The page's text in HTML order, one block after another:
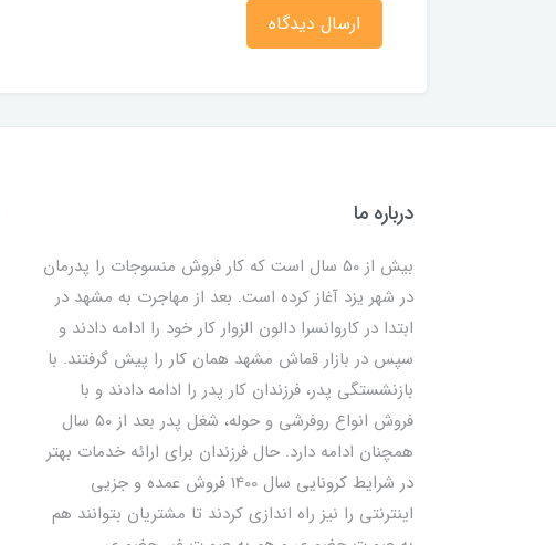
ارسال دیدگاه
درباره ما
بیش از 50 سال است که کار فروش منسوجات را پدرمان
در شهر یزد آغاز کرده است. بعد از مهاجرت به مشهد در
ابتدا در کاروانسرا دالون الزوار کار خود را ادامه دادند و
سپس در بازار قماش مشهد همان کار را پیش گرفتند. با
بازنشستگی پدر، فرزندان کار پدر را ادامه دادند و با
فروش انواع روفرشی و حوله، شغل پدر بعد از 50 سال
همچنان ادامه دارد. حال فرزندان برای ارائه خدمات بهتر
در شرایط کرونایی سال 1400 فروش عمده و جزیی
اینترنتی را نیز راه اندازی کردند تا مشتریان بتوانند هم